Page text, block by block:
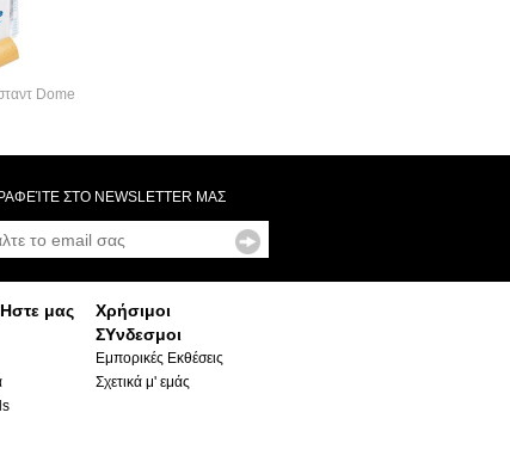
Dome
ΣΤΟ NEWSLETTER ΜΑΣ
μας
Χρήσιμοι
ΣΥνδεσμοι
Εμπορικές Εκθέσεις
Σχετικά μ' εμάς